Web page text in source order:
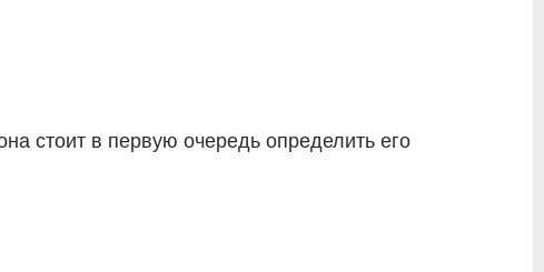
стоит в первую очередь определить его